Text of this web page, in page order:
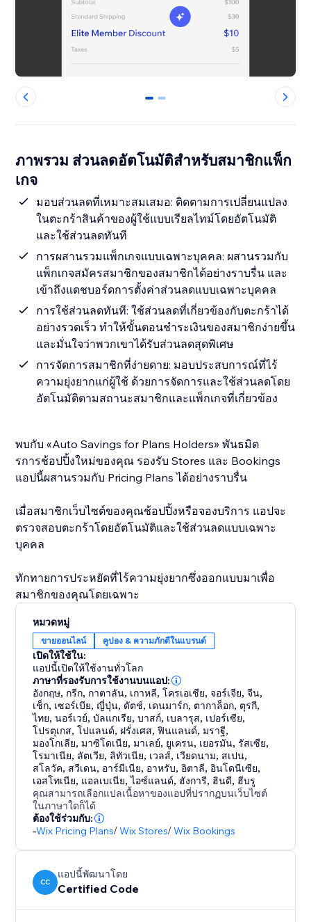
0 1
ภาพรวม ส่วนลดอัตโนมัติสำหรับสมาชิกแพ็ก
เกจ
มอบส่วนลดที่เหมาะสมเสมอ: ติดตามการเปลี่ยนแปลง
ในตะกร้าสินค้าของผู้ใช้แบบเรียลไทม์โดยอัตโนมัติ
และใช้ส่วนลดทันที
การผสานรวมแพ็กเกจแบบเฉพาะบุคคล: ผสานรวมกับ
แพ็กเกจสมัครสมาชิกของสมาชิกได้อย่างราบรื่น และ
เข้าถึงแดชบอร์ดการตั้งค่าส่วนลดแบบเฉพาะบุคคล
การใช้ส่วนลดทันที: ใช้ส่วนลดที่เกี่ยวข้องกับตะกร้าได้
อย่างรวดเร็ว ทำให้ขั้นตอนชำระเงินของสมาชิกง่ายขึ้น
และมั่นใจว่าพวกเขาได้รับส่วนลดสุดพิเศษ
การจัดการสมาชิกที่ง่ายดาย: มอบประสบการณ์ที่ไร้
ความยุ่งยากแก่ผู้ใช้ ด้วยการจัดการและใช้ส่วนลดโดย
อัตโนมัติตามสถานะสมาชิกและแพ็กเกจที่เกี่ยวข้อง
พบกับ «Auto Savings for Plans Holders» พันธมิต
รการช้อปปิ้งใหม่ของคุณ รองรับ Stores และ Bookings
แอปนี้ผสานรวมกับ Pricing Plans ได้อย่างราบรื่น
เมื่อสมาชิกเว็บไซต์ของคุณช้อปปิ้งหรือจองบริการ แอปจะ
ตรวจสอบตะกร้าโดยอัตโนมัติและใช้ส่วนลดแบบเฉพาะ
บุคคล
ทักทายการประหยัดที่ไร้ความยุ่งยากซึ่งออกแบบมาเพื่อ
สมาชิกของคุณโดยเฉพาะ
หมวดหมู่
ขายออนไลน์ คูปอง & ความภักดีในแบรนด์
เปิดให้ใช้ใน:
แอปนี้เปิดให้ใช้งานทั่วโลก
ภาษาที่รองรับการใช้งานบนแอป:
อังกฤษ, กรีก, กาตาลัน, เกาหลี,โครเอเชีย,จอร์เจีย,จีน,
เช็ก, เซอร์เบีย,ญี่ปุ่น, ดัตช์, เดนมาร์ก, ตากาล็อก, ตุรกี,
ไทย,นอร์เวย์,บัลแกเรีย,บาสก์, เบลารุส, เปอร์เซีย,
โปรตุเกส,โปแลนด์, ฝรั่งเศส,ฟินแลนด์,มราฐี,
มองโกเลีย,มาซิโดเนีย,มาเลย์, ยูเครน, เยอรมัน,รัสเซีย,
โรมาเนีย, ลัตเวีย, ลิทัวเนีย, เวลส์, เวียดนาม, สเปน,
สโลวัค, สวีเดน, อาร์มีเนีย, อาหรับ,อิตาลี,อินโดนีเซีย,
เอสโทเนีย, แอลเบเนีย,ไอซ์แลนด์, ฮังการี, ฮินดี, ฮีบรู
คุณสามารถเลือกแปลเนื้อหาของแอปที่ปรากฏบนเว็บไซต์
ในภาษาใดก็ได้
ต้องใช้ร่วมกับ:
-Wix Pricing Plans/Wix Stores/Wix Bookings
CC
แอปนี้พัฒนาโดย
Certified Code